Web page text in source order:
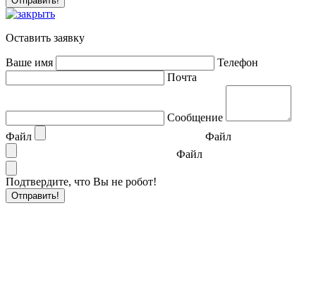
Оставить заявку
Ваше имя
Телефон
Почта
Сообщение
Файл
Файл
Файл
Подтвердите, что Вы не робот!